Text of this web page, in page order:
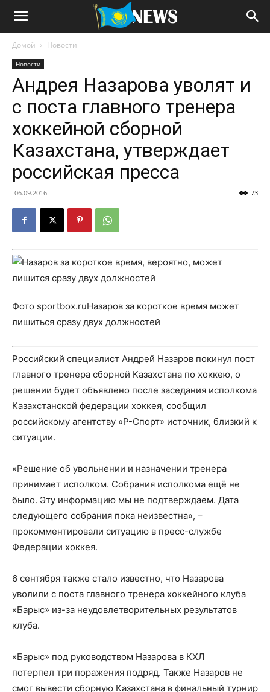
Домой Новости
Новости
Андрея Назарова уволят и
с поста главного тренера
хоккейной сборной
Казахстана, утверждает
российская пресса
06.09.2016 73
Фото sportbox.ruНазаров за короткое время может
лишиться сразу двух должностей
Российский специалист Андрей Назаров покинул пост
главного тренера сборной Казахстана по хоккею, о
решении будет объявлено после заседания исполкома
Казахстанской федерации хоккея, сообщил
российскому агентству «Р-Спорт» источник, близкий к
ситуации.
«Решение об увольнении и назначении тренера
принимает исполком. Собрания исполкома ещё не
было. Эту информацию мы не подтверждаем. Дата
следующего собрания пока неизвестна», –
прокомментировали ситуацию в пресс-службе
Федерации хоккея.
6 сентября также стало известно, что Назарова
уволили с поста главного тренера хоккейного клуба
«Барыс» из-за неудовлетворительных результатов
клуба.
«Барыс» под руководством Назарова в КХЛ
потерпел три поражения подряд. Также Назаров не
смог вывести сборную Казахстана в финальный турнир